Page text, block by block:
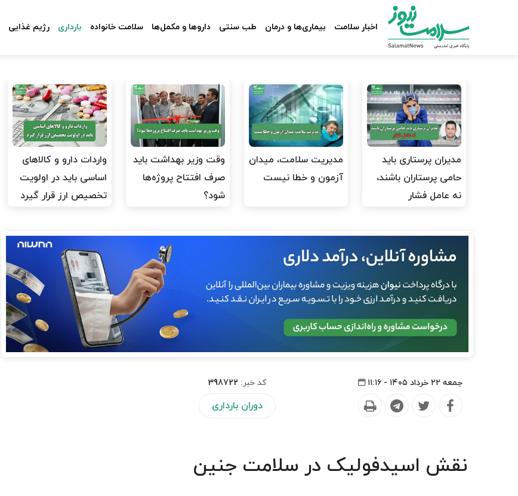
اخبار سلامت بیماری‌ها و درمان طب سنتی داروها و مکمل‌ها سلامت خانواده بارداری رژیم غذایی
مدیران پرستاری باید
حامی پرستاران باشند،
نه عامل فشار
مدیریت سلامت، میدان
آزمون و خطا نیست
وقت وزیر بهداشت باید
صرف افتتاح پروژه‌ها
شود؟
واردات دارو و کالاهای
اساسی باید در اولویت
تخصیص ارز قرار گیرد
جمعه ۲۲ خرداد ۱۴۰۵ - ۱۱:۱۶ کد خبر: 398722
دوران بارداری
نقش اسیدفولیک در سلامت جنین